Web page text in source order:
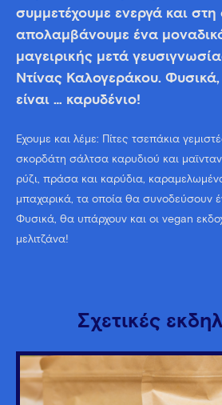
συμμετέχουμε ενεργά και στη
απολαμβάνουμε ένα
μαγειρικής μετά
Ντίνας Καλογεράκου.
είναι … καρυδένιο!
Έχουμε και λέμε: Πίτες τσεπάκια
σκορδάτη σάλτσα καρυδιού και
ρύζι, πράσα και καρύδια,
μπαχαρικά, τα οποία θα συνοδεύσουν
Φυσικά, θα υπάρχουν και οι vegan
μελιτζάνα!
Σχετικές